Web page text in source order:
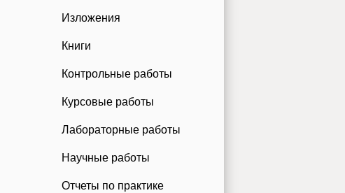
Изложения
Книги
Контрольные работы
Курсовые работы
Лабораторные работы
Научные работы
Отчеты по практике